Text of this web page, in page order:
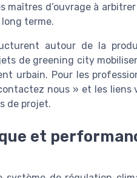
maîtres d’ouvrage à
terme.
autour de la
de greening city
urbain. Pour les
nous » et les liens
de projet.
et